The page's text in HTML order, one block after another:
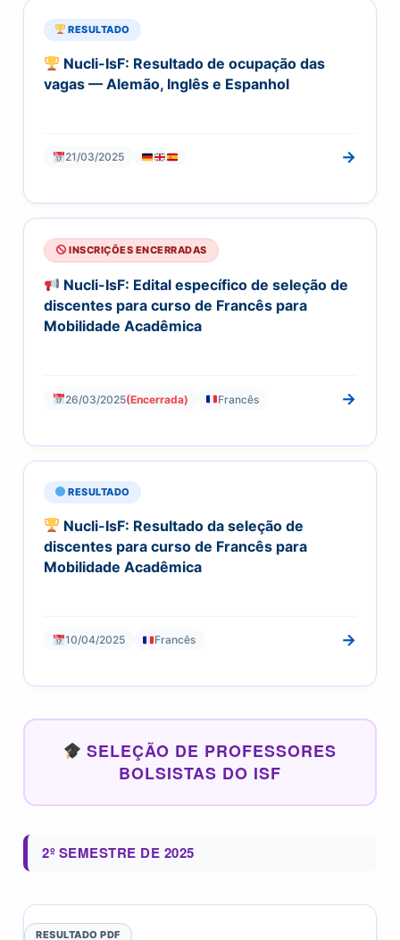
RESULTADO
Nucli-IsF: Resultado de ocupação das
vagas — Alemão, Inglês e Espanhol
21/03/2025 →
INSCRIÇÕES ENCERRADAS
Nucli-IsF: Edital específico de seleção de
discentes para curso de Francês para
Mobilidade Acadêmica
26/03/2025(Encerrada) Francês →
RESULTADO
Nucli-IsF: Resultado da seleção de
discentes para curso de Francês para
Mobilidade Acadêmica
10/04/2025 Francês →
SELEÇÃO DE PROFESSORES
BOLSISTAS DO ISF
2º SEMESTRE DE 2025
RESULTADO PDF